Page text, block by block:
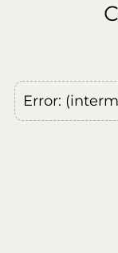
Error: